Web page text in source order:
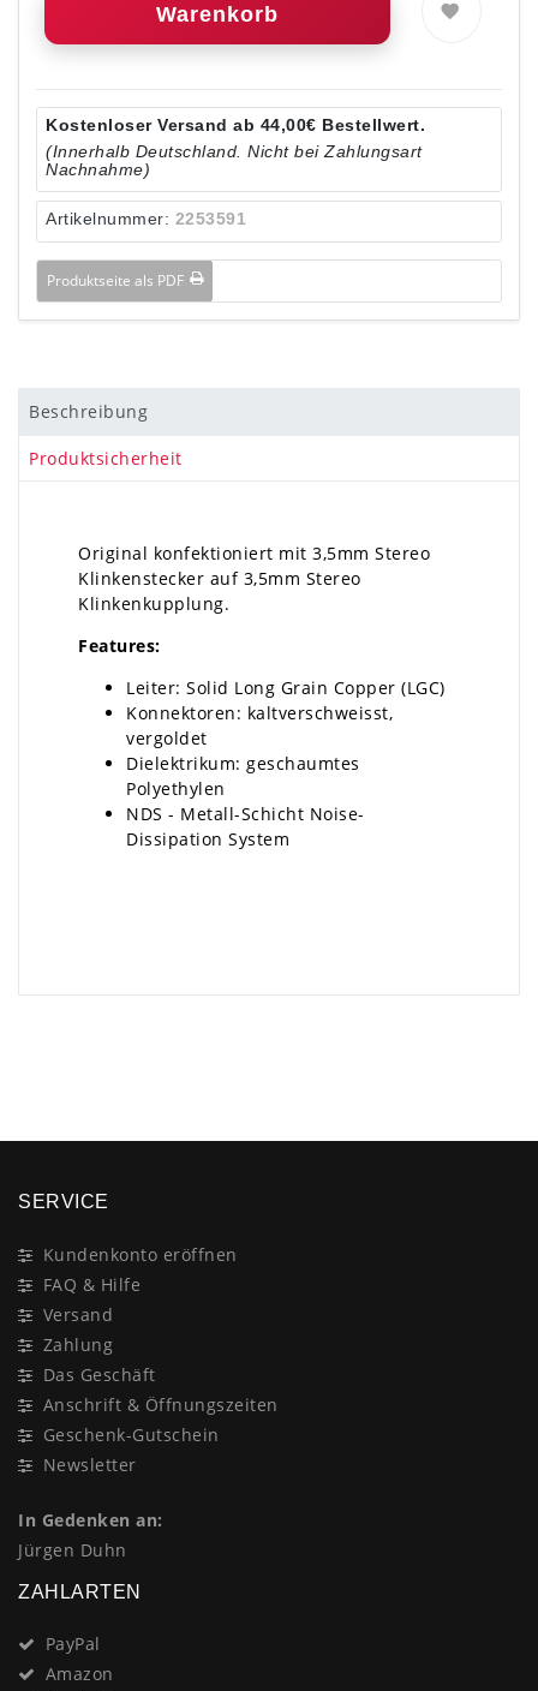
Warenkorb
Kostenloser Versand ab 44,00€ Bestellwert.
(Innerhalb Deutschland. Nicht bei Zahlungsart
Nachnahme)
Artikelnummer: 2253591
Produktseite als PDF
Beschreibung
Produktsicherheit
Original konfektioniert mit 3,5mm Stereo
Klinkenstecker auf 3,5mm Stereo
Klinkenkupplung.
Features:
Leiter: Solid Long Grain Copper (LGC)
Konnektoren: kaltverschweisst,
vergoldet
Dielektrikum: geschaumtes
Polyethylen
NDS - Metall-Schicht Noise-
Dissipation System
SERVICE
Kundenkonto eröffnen
FAQ & Hilfe
Versand
Zahlung
Das Geschäft
Anschrift & Öffnungszeiten
Geschenk-Gutschein
Newsletter
In Gedenken an:
Jürgen Duhn
ZAHLARTEN
PayPal
Amazon